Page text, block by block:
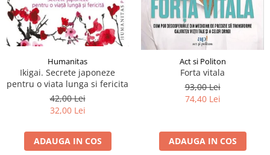
Humanitas
Ikigai. Secrete japoneze
pentru o viata lunga si fericita
42,00 Lei
32,00 Lei
ADAUGA IN COS
Act si Politon
Forta vitala
93,00 Lei
74,40 Lei
ADAUGA IN COS